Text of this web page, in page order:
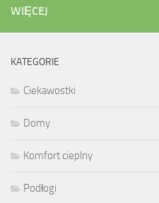
WIĘCEJ
KATEGORIE
Ciekawostki
Domy
Komfort cieplny
Podłogi